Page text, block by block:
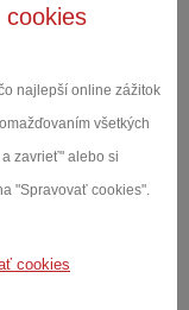
najlepší online zážitok
všetkých
zavrieť" alebo si
"Spravovať cookies".
cookies